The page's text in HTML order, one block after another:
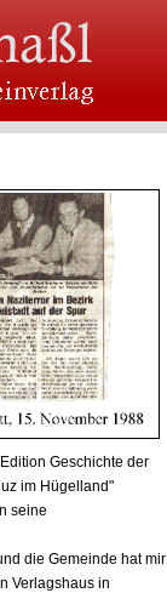
Geschichte der
im Hügelland"
seine
die Gemeinde hat mir
Verlagshaus in